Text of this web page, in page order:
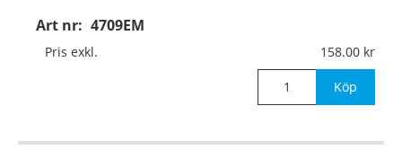
Art nr: 4709EM
Material:Guldanodiserad aluminium, 1mm (plan)
Pris exkl. 158.00
Köp